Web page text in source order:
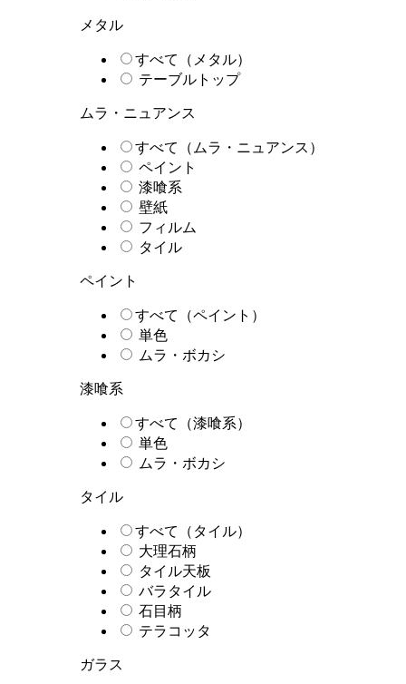
メタル
すべて（メタル）
テーブルトップ
ムラ・ニュアンス
すべて（ムラ・ニュアンス）
ペイント
漆喰系
壁紙
フィルム
タイル
ペイント
すべて（ペイント）
単色
ムラ・ボカシ
漆喰系
すべて（漆喰系）
単色
ムラ・ボカシ
タイル
すべて（タイル）
大理石柄
タイル天板
バラタイル
石目柄
テラコッタ
ガラス